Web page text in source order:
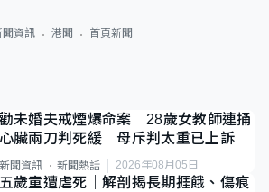
聞資訊 港聞 首頁新聞
勸未婚夫戒煙爆命案 28歲女教師連捅
心臟兩刀判死緩 母斥判太重已上訴
新聞資訊 新聞熱話 2026年08月05日
五歲童遭虐死｜解剖揭長期捱餓、傷痕